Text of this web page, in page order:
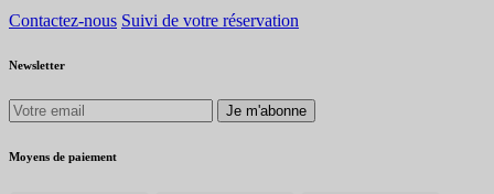
Contactez-nous Suivi de votre réservation
Newsletter
Je m'abonne
Moyens de paiement